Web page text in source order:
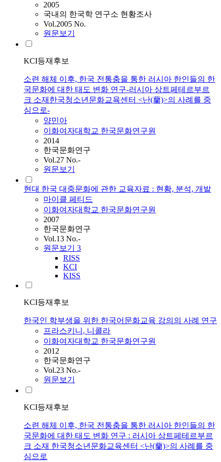
2005
국내의 한국학 연구소 현황조사
Vol.2005 No.
원문보기
KCI등재후보
소련 해체 이후, 한국 전통춤을 통한 러시아 한인들의 한
국문화에 대한 태도 변화 연구-러시아 상트페테르부르
크 소재한국청소년문화교육센터 <난(蘭)>의 사례를 중
심으로-
양민아
이화여자대학교 한국문화연구원
2014
한국문화연구
Vol.27 No.-
원문보기
현대 한국 대중문화에 관한 교육자료 : 현황, 분석, 개발
마이클 페티드
이화여자대학교 한국문화연구원
2007
한국문화연구
Vol.13 No.-
원문보기 3
RISS
KCI
KISS
KCI등재후보
한국인 학부생을 위한 한국어문화교육 강의의 사례 연구
프라스키니, 니콜라
이화여자대학교 한국문화연구원
2012
한국문화연구
Vol.23 No.-
원문보기
KCI등재후보
소련 해체 이후, 한국 전통춤을 통한 러시아 한인들의 한
국문화에 대한 태도 변화 연구 : 러시아 상트페테르부르
크 소재 한국청소년문화교육센터 <난(蘭)>의 사례를 중
심으로